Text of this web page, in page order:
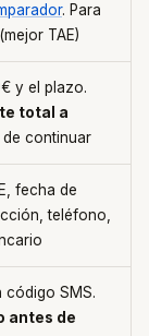
. Para
TAE)
y el plazo.
total a
de continuar
fecha de
teléfono,
código SMS.
antes de